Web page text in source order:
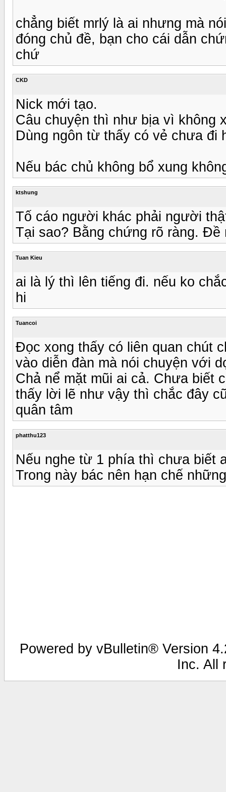
chẳng biết mrlý là ai nhưng mà
đóng chủ đề, bạn cho cái dẫn
chứ
CKD
Nick mới tạo.
Câu chuyện thì như bịa vì không
Dùng ngôn từ thấy có vẻ chưa đi
Nếu bác chủ không bổ xung
ktshung
Tố cáo người khác phải người
Tại sao? Bằng chứng rõ ràng. Đề
Tuan Kieu
ai là lý thì lên tiếng đi. nếu ko
hi
Tuancoi
Đọc xong thấy có liên quan chút
vào diễn đàn mà nói chuyện với
Chả nể mặt mũi ai cả. Chưa biết
thấy lời lẽ như vậy thì chắc đây
quân tâm
phatthu123
Nếu nghe từ 1 phía thì chưa biết
Trong này bác nên hạn chế
Powered by vBulletin® Version
Inc. All